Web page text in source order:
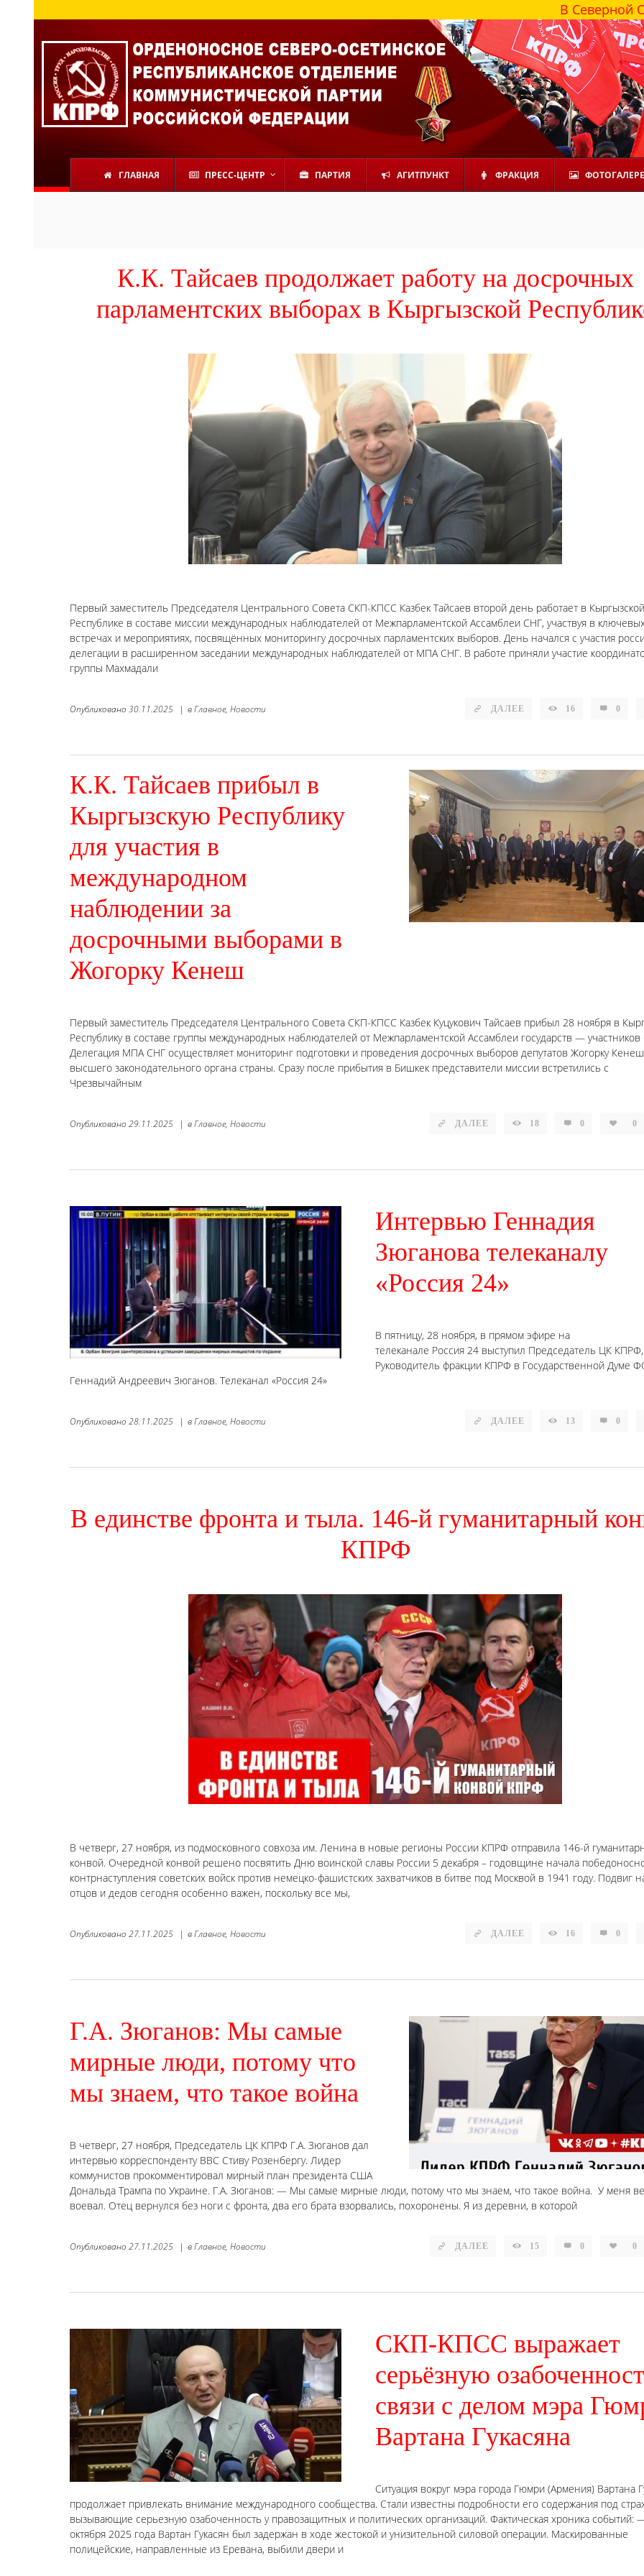
В Северной Осетии
ГЛАВНАЯ ПРЕСС-ЦЕНТР ПАРТИЯ АГИТПУНКТ ФРАКЦИЯ
К.К. Тайсаев продолжает работу на досрочных
парламентских выборах в Кыргызской
Первый заместитель Председателя Центрального Совета СКП-КПСС Казбек Тайсаев второй день работает в Кыргызской
Республике в составе миссии международных наблюдателей от Межпарламентской Ассамблеи СНГ, участвуя в
встречах и мероприятиях, посвящённых мониторингу досрочных парламентских выборов. День начался с участия
делегации в расширенном заседании международных наблюдателей от МПА СНГ. В работе приняли участие
группы Махмадали
ДАЛЕЕ 16 0
Опубликовано 30.11.2025 | вГлавное, Новости
К.К. Тайсаев прибыл в
Кыргызскую Республику
для участия в
международном
наблюдении за
досрочными выборами в
Жогорку Кенеш
Первый заместитель Председателя Центрального Совета СКП-КПСС Казбек Куцукович Тайсаев прибыл 28 ноября в
Республику в составе группы международных наблюдателей от Межпарламентской Ассамблеи государств — участников
Делегация МПА СНГ осуществляет мониторинг подготовки и проведения досрочных выборов депутатов Жогорку
высшего законодательного органа страны. Сразу после прибытия в Бишкек представители миссии встретились с
Чрезвычайным
ДАЛЕЕ 18 0 0
Опубликовано 29.11.2025 | вГлавное, Новости
Интервью Геннадия
Зюганова телеканалу
«Россия 24»
В пятницу, 28 ноября, в прямом эфире на
телеканале Россия 24 выступил Председатель ЦК КПРФ,
Руководитель фракции КПРФ в Государственной Думе
Геннадий Андреевич Зюганов. Телеканал «Россия 24»
ДАЛЕЕ 13 0
Опубликовано 28.11.2025 | вГлавное, Новости
В единстве фронта и тыла. 146-й гуманитарный
КПРФ
В четверг, 27 ноября, из подмосковного совхоза им. Ленина в новые регионы России КПРФ отправила 146-й
конвой. Очередной конвой решено посвятить Дню воинской славы России 5 декабря – годовщине начала
контрнаступления советских войск против немецко-фашистских захватчиков в битве под Москвой в 1941 году. Подвиг
отцов и дедов сегодня особенно важен, поскольку все мы,
ДАЛЕЕ 16 0
Опубликовано 27.11.2025 | вГлавное, Новости
Г.А. Зюганов: Мы самые
мирные люди, потому что
мы знаем, что такое война
В четверг, 27 ноября, Председатель ЦК КПРФ Г.А. Зюганов дал
интервью корреспонденту ВВС Стиву Розенбергу. Лидер
коммунистов прокомментировал мирный план президента США
Дональда Трампа по Украине. Г.А. Зюганов: — Мы самые мирные люди, потому что мы знаем, что такое война. У меня
воевал. Отец вернулся без ноги с фронта, два его брата взорвались, похоронены. Я из деревни, в которой
ДАЛЕЕ 15 0 0
Опубликовано 27.11.2025 | вГлавное, Новости
СКП-КПСС выражает
серьёзную
связи с делом мэра
Вартана Гукасяна
Ситуация вокруг мэра города Гюмри (Армения) Вартана
продолжает привлекать внимание международного сообщества. Стали известны подробности его содержания под
вызывающие серьезную озабоченность у правозащитных и политических организаций. Фактическая хроника событий:
октября 2025 года Вартан Гукасян был задержан в ходе жестокой и унизительной силовой операции. Маскированные
полицейские, направленные из Еревана, выбили двери и